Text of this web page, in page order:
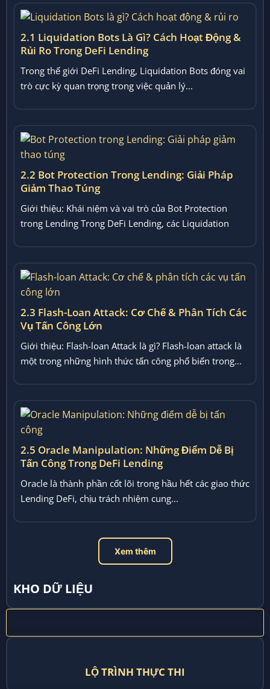
2.1 Liquidation Bots Là Gì? Cách Hoạt Động &
Rủi Ro Trong DeFi Lending
Trong thế giới DeFi Lending, Liquidation Bots đóng vai
trò cực kỳ quan trọng trong việc quản lý...
2.2 Bot Protection Trong Lending: Giải Pháp
Giảm Thao Túng
Giới thiệu: Khái niệm và vai trò của Bot Protection
trong Lending Trong DeFi Lending, các Liquidation
2.3 Flash-Loan Attack: Cơ Chế & Phân Tích Các
Vụ Tấn Công Lớn
Giới thiệu: Flash-loan Attack là gì? Flash-loan attack là
một trong những hình thức tấn công phổ biến trong...
2.5 Oracle Manipulation: Những Điểm Dễ Bị
Tấn Công Trong DeFi Lending
Oracle là thành phần cốt lõi trong hầu hết các giao thức
Lending DeFi, chịu trách nhiệm cung...
Xem thêm
KHO DỮ LIỆU
LỘ TRÌNH THỰC THI